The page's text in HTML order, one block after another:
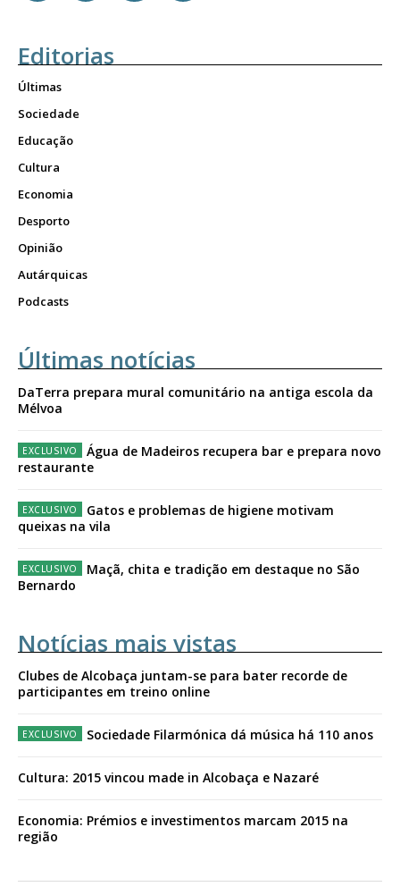
Editorias
Últimas
Sociedade
Educação
Cultura
Economia
Desporto
Opinião
Autárquicas
Podcasts
Últimas notícias
DaTerra prepara mural comunitário na antiga escola da
Mélvoa
Água de Madeiros recupera bar e prepara novo
restaurante
Gatos e problemas de higiene motivam
queixas na vila
Maçã, chita e tradição em destaque no São
Bernardo
Notícias mais vistas
Clubes de Alcobaça juntam-se para bater recorde de
participantes em treino online
Sociedade Filarmónica dá música há 110 anos
Cultura: 2015 vincou made in Alcobaça e Nazaré
Economia: Prémios e investimentos marcam 2015 na
região